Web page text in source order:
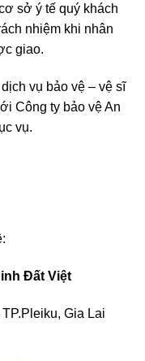
sở ý tế quý khách
nhiệm khi nhân
giao.
vụ bảo vệ – vệ sĩ
Công ty bảo vệ An
vụ.
Đất Việt
Gia Lai